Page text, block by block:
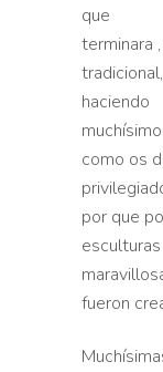
que
terminara
haciendo
como os
por que
fueron